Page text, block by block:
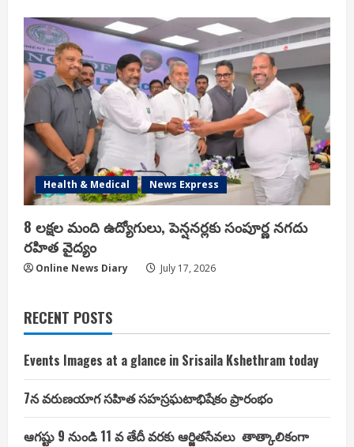
Health & Medical News Express
8 లక్షల మంది ఉద్యోగులు, పెన్షనర్లకు సంపూర్ణ నగదు
రహిత వైద్యం
Online News Diary July 17, 2026
RECENT POSTS
Events Images at a glance in Srisaila Kshethram today
7న వరుణయాగ సహిత సహస్రఘటాభిషేకం ప్రారంభం
ఆగష్టు 9 నుండి 11 వ తేదీ వరకు ఆర్జితసేవలు తాత్కాలికంగా